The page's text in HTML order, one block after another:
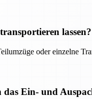
lassen?
oder einzelne
Ein- und